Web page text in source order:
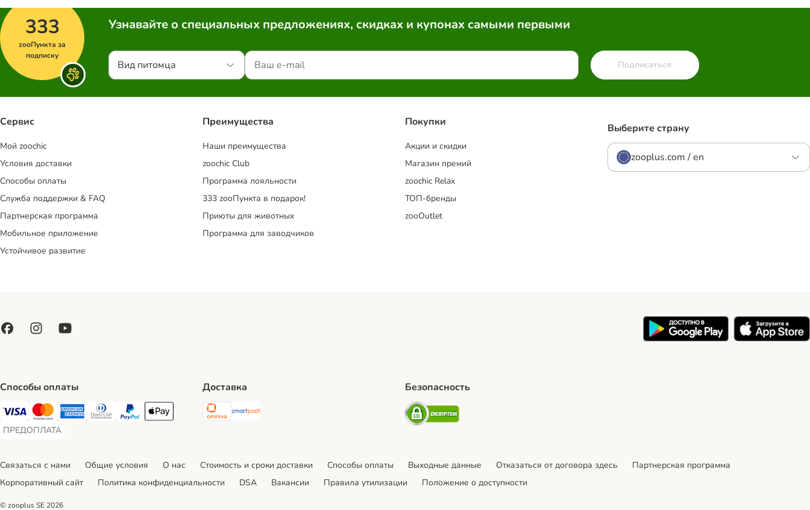
333
zooПункта за
подписку
Узнавайте о специальных предложениях, скидках и купонах самыми первыми
Вид питомца Подписаться
Сервис
Mой zoochic
Условия доставки
Способы оплаты
Служба поддержки & FAQ
Партнерская программа
Мобильное приложение
Устойчивое развитие
Преимуществa
Наши преимущества
zoochic Club
Программа лояльности
333 zooПункта в подарок!
Приюты для животных
Программа для заводчиков
Покупки
Акции и скидки
Магазин премий
zoochic Relax
ТОП-бренды
zooOutlet
Выберите страну
zooplus.com / en
Способы оплаты
Visa Payment Method
Mastercard Payment Method
American Express Payment Method
Diners Club Payment Method
PayPal Payment Method
Apple Pay Payment Method
ПРЕДОПЛАТА
ПРЕДОПЛАТА Payment Method
Доставка
Omniva Shipping Method
SmartPosti Shipping Method
Безопасность
Security
Связаться с нами Общие условия О нас Стоимость и сроки доставки Cпособы оплаты Выходные данные Отказаться от договора здесь
Партнерская программа
Корпоративный сайт
Политика конфиденциальности DSA Вакансии Правила утилизации Положение о доступности
© zooplus SE 2026